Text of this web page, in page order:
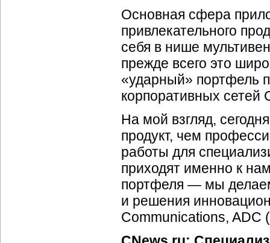
Основная сфера
привлекательного
себя в нише
прежде всего это
«ударный» портфель
корпоративных сетей
На мой взгляд,
продукт, чем
работы для
приходят именно к
портфеля — мы
и решения
Communications, ADC